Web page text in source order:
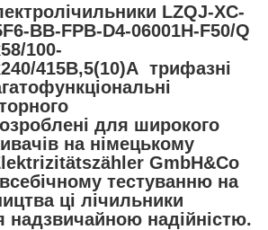
LZQJ-XC-
BB-FPB-D4-06001H-F50/Q
100-
415В,5(10)А трифазні
для широкого
на німецькому
GmbH&Co
тестуванню на
ці лічильники
надзвичайною надійністю.